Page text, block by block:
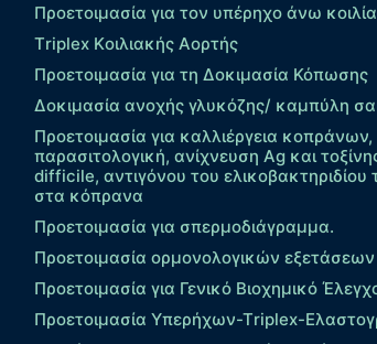
Προετοιμασία για τον υπέρηχο άνω
Τriplex Kοιλιακής Αορτής
Προετοιμασία για τη Δοκιμασία Κόπωσης
Δοκιμασία ανοχής γλυκόζης/ καμπύλη
Προετοιμασία για καλλιέργεια κοπράνων,
παρασιτολογική, ανίχνευση Ag και
difficile, αντιγόνου του
στα κόπρανα
Προετοιμασία για σπερμοδιάγραμμα.
Προετοιμασία ορμονολογικών εξετάσεων
Προετοιμασία για Γενικό Βιοχημικό
Προετοιμασία Υπερήχων-Τriplex-